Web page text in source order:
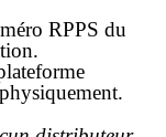
RPPS du